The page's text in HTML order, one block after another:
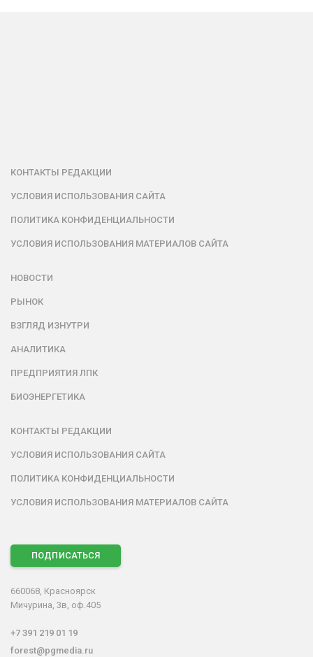
КОНТАКТЫ РЕДАКЦИИ
УСЛОВИЯ ИСПОЛЬЗОВАНИЯ САЙТА
ПОЛИТИКА КОНФИДЕНЦИАЛЬНОСТИ
УСЛОВИЯ ИСПОЛЬЗОВАНИЯ МАТЕРИАЛОВ САЙТА
НОВОСТИ
РЫНОК
ВЗГЛЯД ИЗНУТРИ
АНАЛИТИКА
ПРЕДПРИЯТИЯ ЛПК
БИОЭНЕРГЕТИКА
КОНТАКТЫ РЕДАКЦИИ
УСЛОВИЯ ИСПОЛЬЗОВАНИЯ САЙТА
ПОЛИТИКА КОНФИДЕНЦИАЛЬНОСТИ
УСЛОВИЯ ИСПОЛЬЗОВАНИЯ МАТЕРИАЛОВ САЙТА
ПОДПИСАТЬСЯ
660068, Красноярск
Мичурина, 3в, оф.405
+7 391 219 01 19
forest@pgmedia.ru